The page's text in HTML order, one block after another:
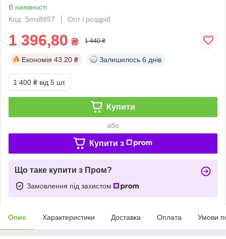
В наявності
Код: Sms8857
Опт і роздріб
1 396,80 ₴ 1 440 ₴
Економія 43.20 ₴ Залишилось 6 днів
1 400 ₴ від 5 шт.
Купити
або
Купити з
Що таке купити з Пром?
Замовлення під захистом
Опис Характеристики Доставка Оплата Умови